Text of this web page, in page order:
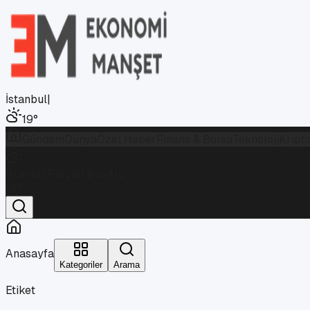
İstanbul|
19°
Anasayfa
Kategoriler Arama
Etiket